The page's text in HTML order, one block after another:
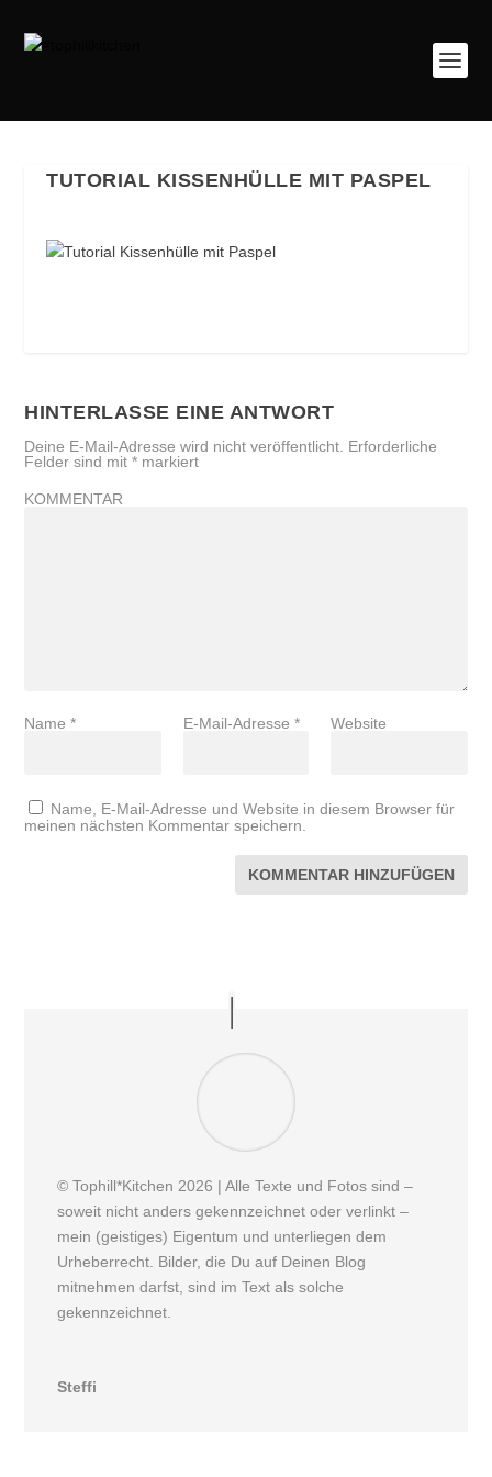
TUTORIAL KISSENHÜLLE MIT PASPEL
HINTERLASSE EINE ANTWORT
Deine E-Mail-Adresse wird nicht veröffentlicht. Erforderliche
Felder sind mit* markiert
KOMMENTAR
Name* E-Mail-Adresse * Website
Name, E-Mail-Adresse und Website in diesem Browser für
meinen nächsten Kommentar speichern.
© Tophill*Kitchen 2026 | Alle Texte und Fotos sind –
soweit nicht anders gekennzeichnet oder verlinkt –
mein (geistiges) Eigentum und unterliegen dem
Urheberrecht. Bilder, die Du auf Deinen Blog
mitnehmen darfst, sind im Text als solche
gekennzeichnet.
Steffi